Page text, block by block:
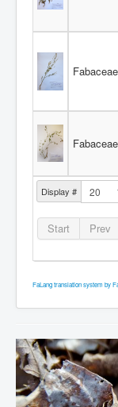
Display #
Start Prev
Fabaceae
Fabaceae
FaLang translation system by